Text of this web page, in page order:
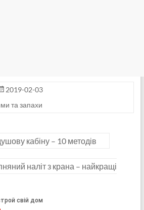
2019-02-03
та запахи
кабіну – 10 методів
наліт з крана – найкращі